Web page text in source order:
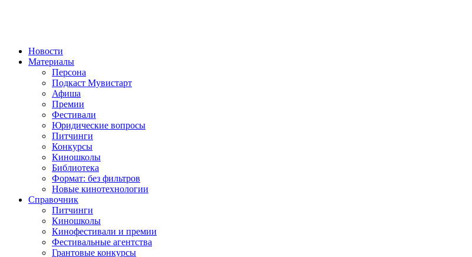
Новости
Материалы
Персона
Подкаст Мувистарт
Афиша
Премии
Фестивали
Юридические вопросы
Питчинги
Конкурсы
Киношколы
Библиотека
Формат: без фильтров
Новые кинотехнологии
Справочник
Питчинги
Киношколы
Кинофестивали и премии
Фестивальные агентства
Грантовые конкурсы